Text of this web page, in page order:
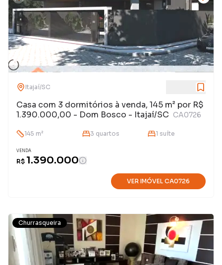
Itajaí/SC
Casa com 3 dormitórios à venda, 145 m² por R$
1.390.000,00 - Dom Bosco - Itajaí/SC CA0726
145 m² 3 quartos 1 suíte
VENDA
R$ 1.390.000
VER IMÓVEL CA0726
Churrasqueira